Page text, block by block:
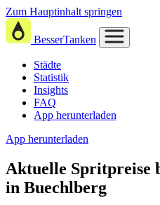
Zum Hauptinhalt springen
BesserTanken
Städte
Statistik
Insights
FAQ
App herunterladen
App herunterladen
Aktuelle Spritpreise
in Buechlberg